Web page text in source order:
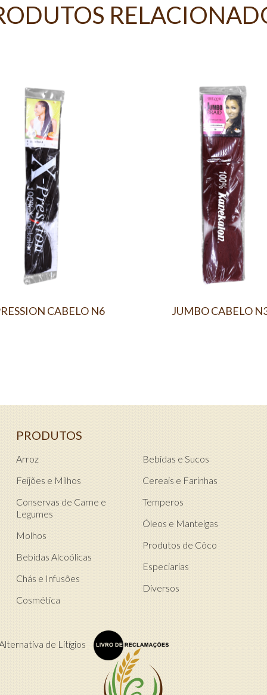
CABELO N6 JUMBO CABELO
PRODUTOS
Arroz
Feijões e Milhos
Conservas de Carne e
Legumes
Molhos
Bebidas Alcoólicas
Chás e Infusões
Cosmética
Bebidas e Sucos
Cereais e Farinhas
Temperos
Óleos e Manteigas
Produtos de Côco
Especiarias
Diversos
de Litígios